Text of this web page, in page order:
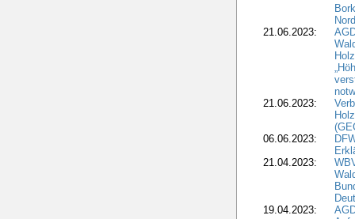
21.06.2023:
21.06.2023:
06.06.2023:
21.04.2023:
19.04.2023: